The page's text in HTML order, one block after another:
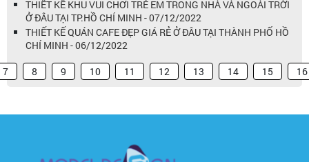
THIẾT KẾ KHU VUI CHƠI TRẺ EM TRONG NHÀ VÀ NGOÀI TRỜI
Ở ĐÂU TẠI TP.HỒ CHÍ MINH - 07/12/2022
THIẾT KẾ QUÁN CAFE ĐẸP GIÁ RẺ Ở ĐÂU TẠI THÀNH PHỐ HỒ
CHÍ MINH - 06/12/2022
7 8 9 10 11 12 13 14 15 16